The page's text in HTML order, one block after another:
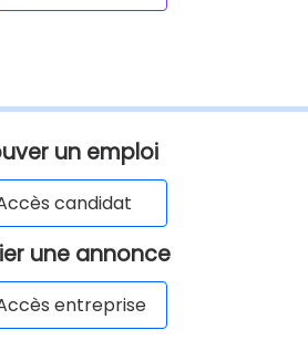
un emploi
candidat
une annonce
entreprise